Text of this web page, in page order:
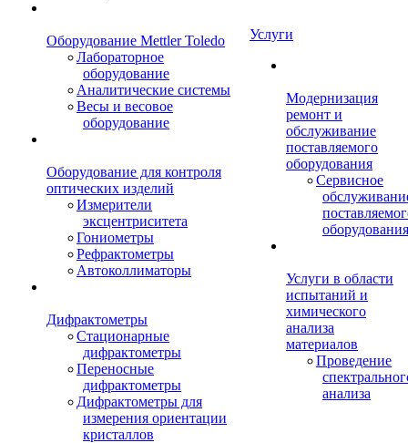
Оборудование Mettler Toledo
Лабораторное
оборудование
Аналитические системы
Весы и весовое
оборудование
Оборудование для контроля
оптических изделий
Измерители
эксцентриситета
Гониометры
Рефрактометры
Автоколлиматоры
Дифрактометры
Стационарные
дифрактометры
Переносные
дифрактометры
Дифрактометры для
измерения ориентации
кристаллов
Услуги
Модернизация
ремонт и
обслуживание
поставляемого
оборудования
Сервисное
оборудования
Услуги в области
испытаний и
химического
анализа
материалов
Проведение
анализа